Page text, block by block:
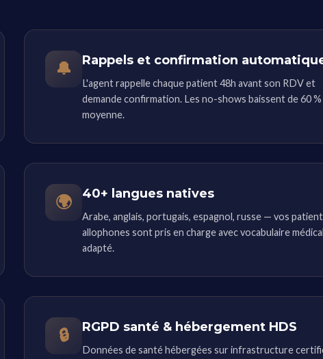
🔔 Rappels et confirmation
L'agent rappelle chaque patient 48h avant son RDV et
demande confirmation. Les no-shows baissent de 60 %
moyenne.
🌍 40+ langues natives
Arabe, anglais, portugais, espagnol, russe — vos
allophones sont pris en charge avec vocabulaire médical
adapté.
🔒 RGPD santé & hébergement HDS
Données de santé hébergées sur infrastructure